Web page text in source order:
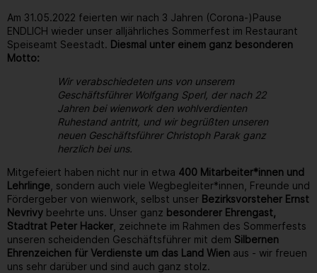
Am 31.05.2022 feierten wir nach 3 Jahren (Corona-)Pause
ENDLICH wieder unser alljährliches Sommerfest im Restaurant
Speiseamt Seestadt. Diesmal unter einem ganz besonderen
Motto:
Wir verabschiedeten uns von unserem
Geschäftsführer Wolfgang Sperl, der nach 22
Jahren bei wienwork den wohlverdienten
Ruhestand antritt, und wir begrüßten unseren
neuen Geschäftsführer Christoph Parak ganz
herzlich bei uns.
Mitgefeiert haben nicht nur in etwa 400 Mitarbeiter*innen und
Lehrlinge , sondern auch viele Wegbegleiter*innen, Freunde und
Fördergeber von wienwork, selbst unser Bezirksvorsteher Ernst
Nevrivy beehrte uns. Unser ganz besonderer Ehrengast,
Stadtrat Peter Hacker , zeichnete im Rahmen des Sommerfests
unseren scheidenden Geschäftsführer mit dem Silbernen
Ehrenzeichen für Verdienste um das Land Wien aus - wir freuen
uns sehr darüber und sind auch ganz stolz.